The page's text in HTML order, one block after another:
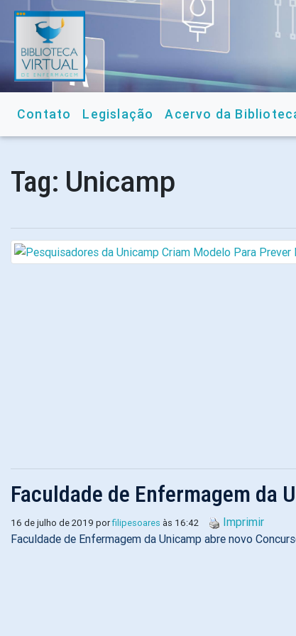
Contato Legislação Acervo da
Tag: Unicamp
Faculdade de Enfermagem da
16 de julho de 2019 porfilipesoares às 16:42
Imprimir
Faculdade de Enfermagem da Unicamp abre novo